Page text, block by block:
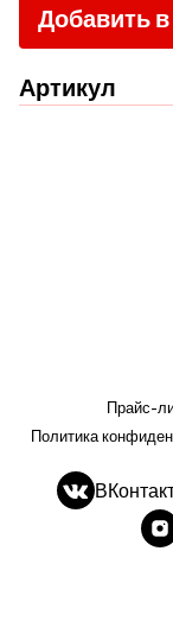
Добавить
Артикул
Прайс-
Политика